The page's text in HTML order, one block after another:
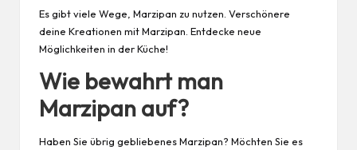
Es gibt viele Wege, Marzipan zu nutzen. Verschönere
deine Kreationen mit Marzipan. Entdecke neue
Möglichkeiten in der Küche!
Wie bewahrt man
Marzipan auf?
Haben Sie übrig gebliebenes Marzipan? Möchten Sie es